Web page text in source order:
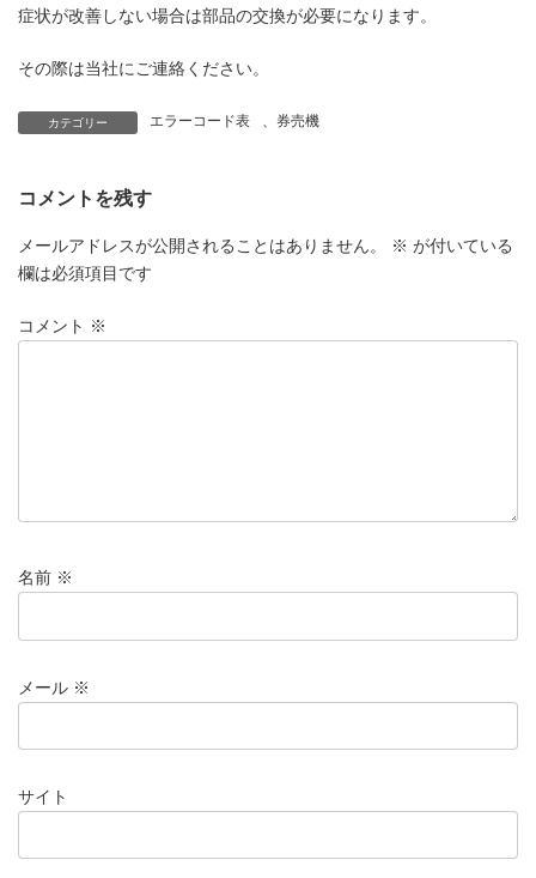
症状が改善しない場合は部品の交換が必要になります。
その際は当社にご連絡ください。
カテゴリー エラーコード表 、 券売機
コメントを残す
メールアドレスが公開されることはありません。 ※ が付いている
欄は必須項目です
コメント ※
名前 ※
メール ※
サイト